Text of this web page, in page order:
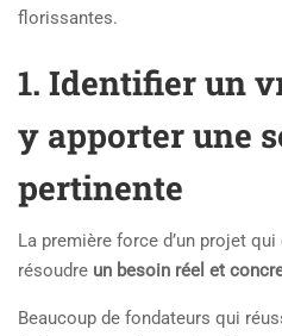
florissantes.
1. Identifier un
y apporter une
pertinente
La première force d’un projet
résoudre un besoin réel et
Beaucoup de fondateurs qui